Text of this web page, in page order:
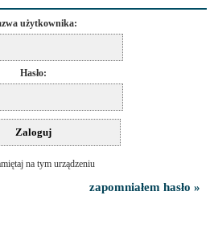
użytkownika:
Hasło:
na tym urządzeniu
zapomniałem hasło »